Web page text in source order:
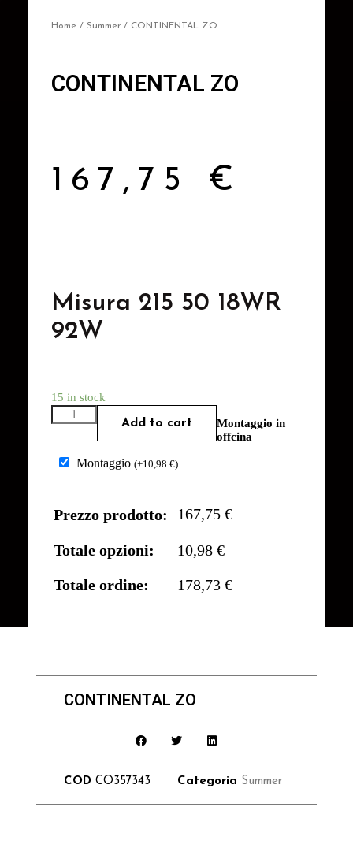
Home / Summer / CONTINENTAL ZO
CONTINENTAL ZO
167,75 €
Misura 215 50 18WR
92W
15 in stock
Add to cart
Montaggio in
offcina
Montaggio (+10,98 €)
Prezzo prodotto: 167,75 €
Totale opzioni:
10,98 €
Totale ordine:
178,73 €
CONTINENTAL ZO
COD CO357343 Categoria Summer